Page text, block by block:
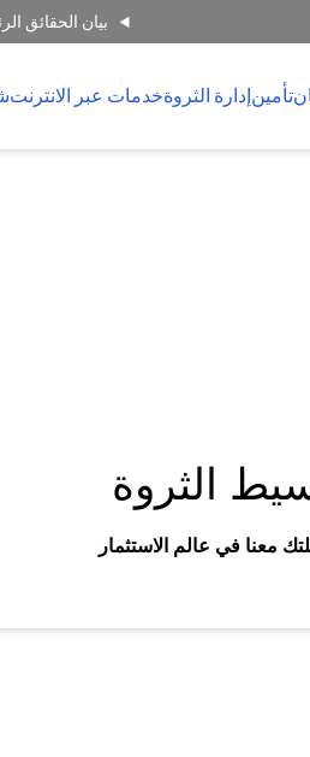
بيان الحقائق
تأمينإدارة الثروةخدمات عبر الانترنت
الثروة
معنا في عالم الاستثمار